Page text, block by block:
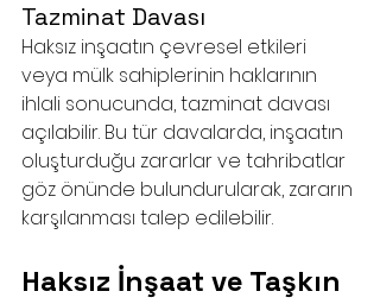
Tazminat Davası
Haksız inşaatın çevresel etkileri
veya mülk sahiplerinin haklarının
ihlali sonucunda, tazminat davası
açılabilir. Bu tür davalarda, inşaatın
oluşturduğu zararlar ve tahribatlar
göz önünde bulundurularak, zararın
karşılanması talep edilebilir.
Haksız İnşaat ve Taşkın